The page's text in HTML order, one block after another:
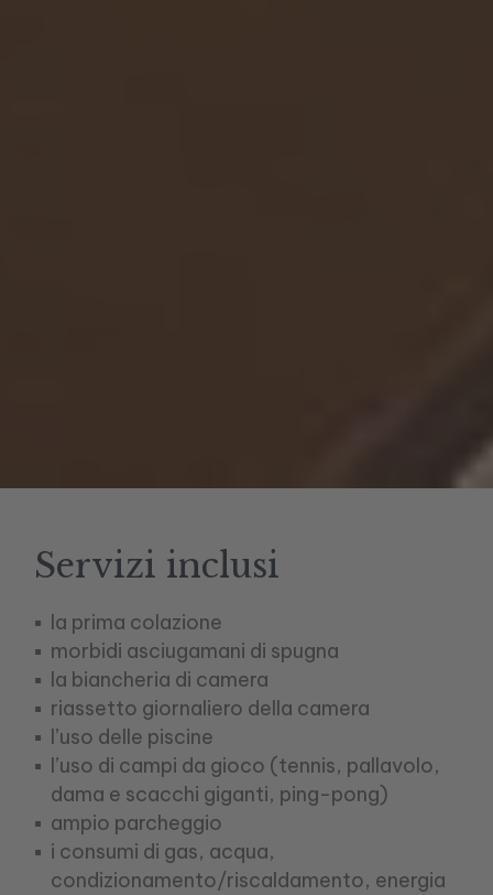
Servizi inclusi
la prima colazione
morbidi asciugamani di spugna
la biancheria di camera
riassetto giornaliero della camera
l’uso delle piscine
l’uso di campi da gioco (tennis, pallavolo,
dama e scacchi giganti, ping-pong)
ampio parcheggio
i consumi di gas, acqua,
condizionamento/riscaldamento, energia